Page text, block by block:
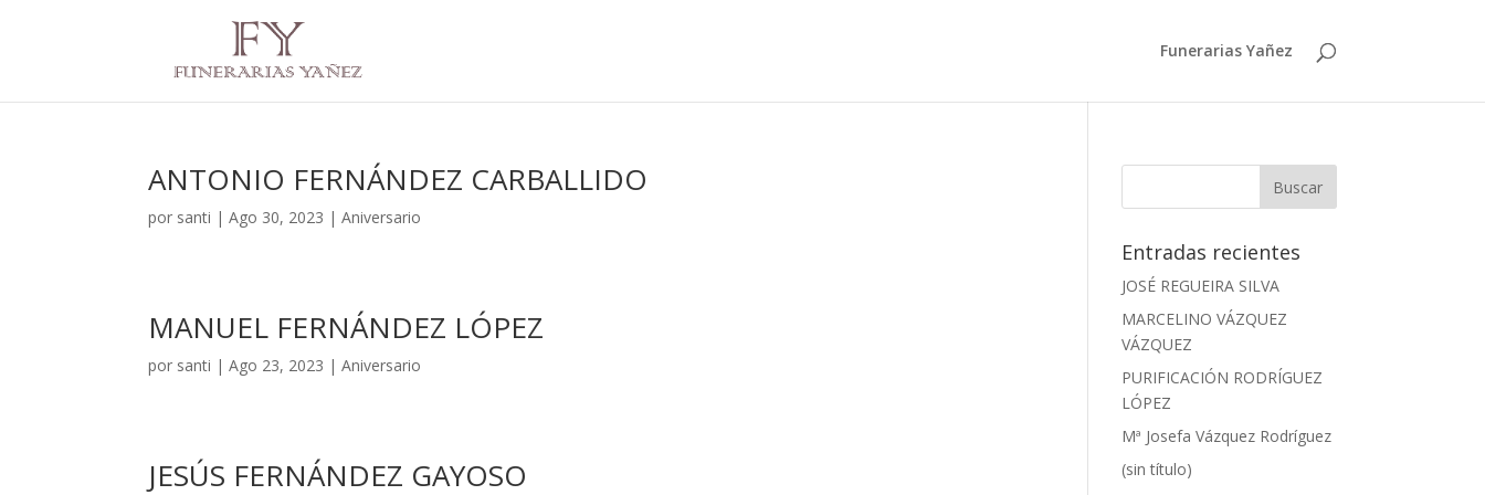
Funerarias Yañez
ANTONIO FERNÁNDEZ CARBALLIDO
por santi |Ago 30, 2023 |Aniversario
MANUEL FERNÁNDEZ LÓPEZ
por santi |Ago 23, 2023 |Aniversario
JESÚS FERNÁNDEZ GAYOSO
Entradas recientes
JOSÉ REGUEIRA SILVA
MARCELINO VÁZQUEZ
VÁZQUEZ
PURIFICACIÓN RODRÍGUEZ
LÓPEZ
Mª Josefa Vázquez Rodríguez
(sin título)